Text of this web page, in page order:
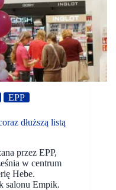
EPP
dłuższą listą
przez EPP,
w centrum
Hebe.
salonu Empik.